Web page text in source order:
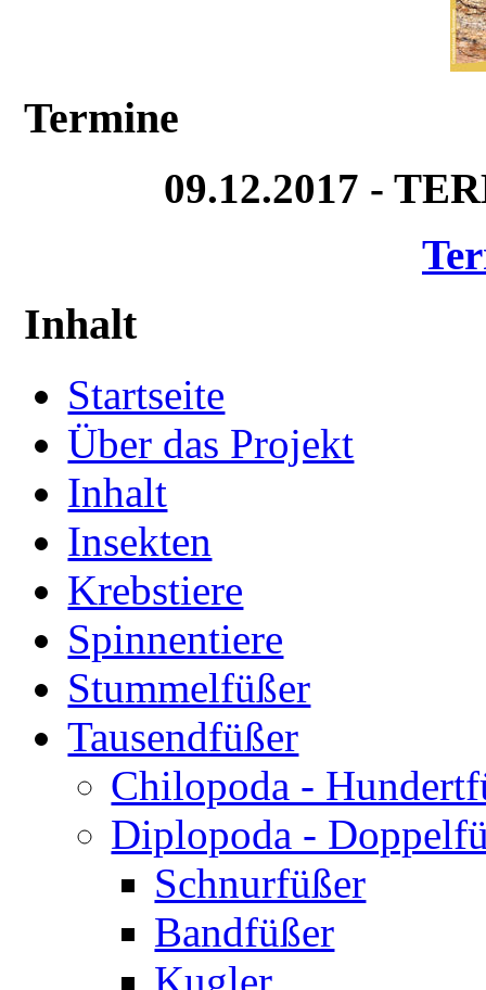
Termine
09.12.2017 -
Inhalt
Startseite
Über das Projekt
Inhalt
Insekten
Krebstiere
Spinnentiere
Stummelfüßer
Tausendfüßer
Chilopoda -
Diplopoda -
Schnurfüßer
Bandfüßer